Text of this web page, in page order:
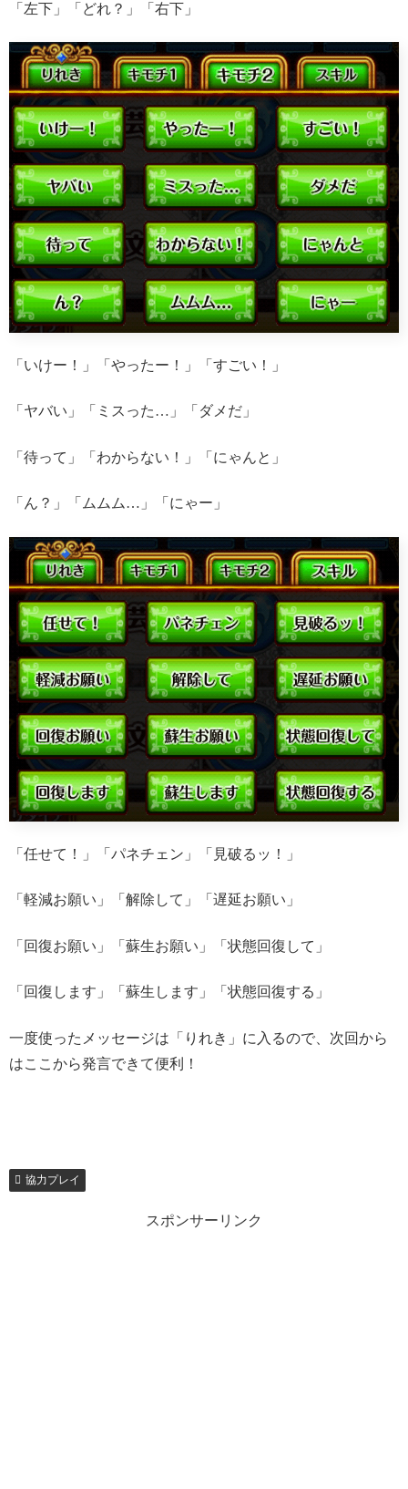
「左下」「どれ？」「右下」
「いけー！」「やったー！」「すごい！」
「ヤバい」「ミスった…」「ダメだ」
「待って」「わからない！」「にゃんと」
「ん？」「ムムム…」「にゃー」
「任せて！」「パネチェン」「見破るッ！」
「軽減お願い」「解除して」「遅延お願い」
「回復お願い」「蘇生お願い」「状態回復して」
「回復します」「蘇生します」「状態回復する」
一度使ったメッセージは「りれき」に入るので、次回から
はここから発言できて便利！
協力プレイ
スポンサーリンク